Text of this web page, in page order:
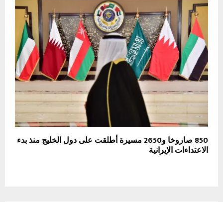
850 صاروخا و2650 مسيرة أطلقت على دول الخليج منذ بدء
الاعتداءات الإيرانية